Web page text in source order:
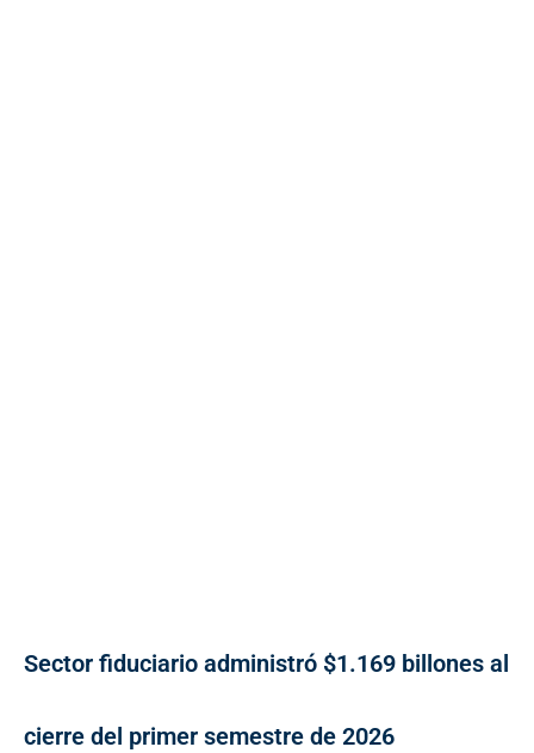
Sector fiduciario administró $1.169 billones al
cierre del primer semestre de 2026